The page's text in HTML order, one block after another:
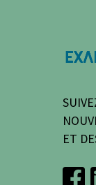
ET